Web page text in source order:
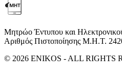
Μητρώο Έντυπου και
Αριθμός Πιστοποίησης Μ.Η.Τ.
© 2026 ENIKOS - ALL RIGHTS